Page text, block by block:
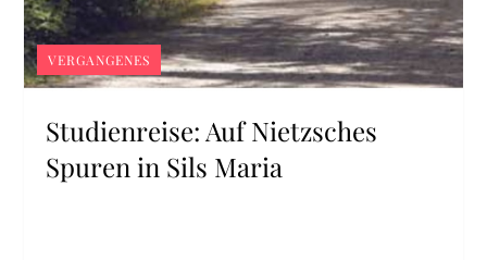
VERGANGENES
Studienreise: Auf Nietzsches
Spuren in Sils Maria